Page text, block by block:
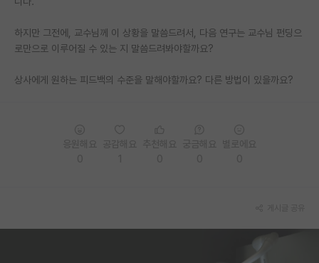
반도체 아카데미
재팬라운지 🌸
하지만 그전에, 교수님께 이 상황을 말씀드려서, 다음 연구는 교수님 펀딩으
로만으로 이루어질 수 있는 지 말씀드려봐야할까요?
상사에게 원하는 피드백의 수준을 말해야할까요? 다른 방법이 있을까요?